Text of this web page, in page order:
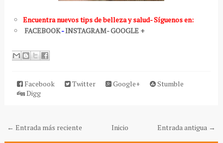
Encuentra nuevos tips de belleza y salud- Síguenos en:
FACEBOOK-INSTAGRAM-GOOGLE +
Facebook Twitter Google+
Stumble
Digg
← Entrada más reciente Entrada antigua →
Inicio